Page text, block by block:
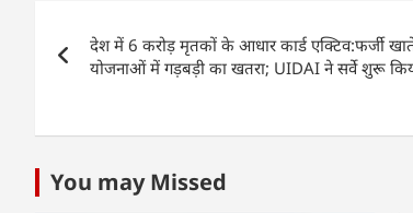
b
o
k
A
p
dI
n
navigation
देश में 6 करोड़ मृतकों के आधार कार्ड एक्टिव:फर्जी
योजनाओं में गड़बड़ी का खतरा; UIDAI ने सर्वे शुरू
You may Missed